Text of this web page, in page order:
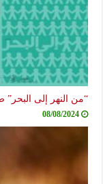
“من النهر إلى
08/08/2024